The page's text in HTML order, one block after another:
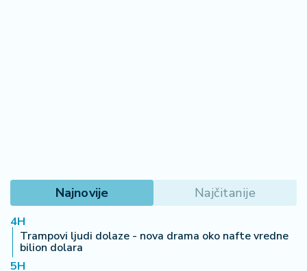
Najnovije Najčitanije
4H
Trampovi ljudi dolaze - nova drama oko nafte vredne
bilion dolara
5H